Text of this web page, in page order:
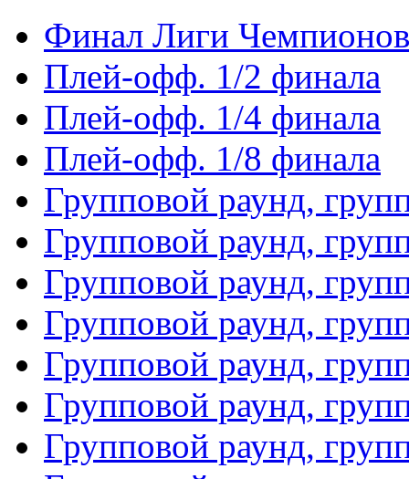
Финал Лиги Чемпионов
Плей-офф. 1/2 финала
Плей-офф. 1/4 финала
Плей-офф. 1/8 финала
Групповой раунд,
Групповой раунд,
Групповой раунд,
Групповой раунд,
Групповой раунд,
Групповой раунд,
Групповой раунд,